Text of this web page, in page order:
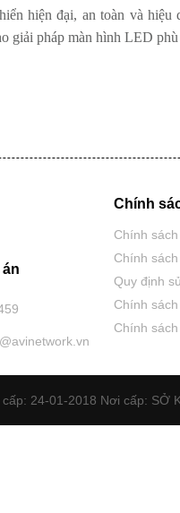
hiện đại, an toàn và
giải pháp màn hình LED
Chính
Chính
Chính
Quy định
Chính
Chính
cấp: 24-01-2018 Nơi cấp: SỞ